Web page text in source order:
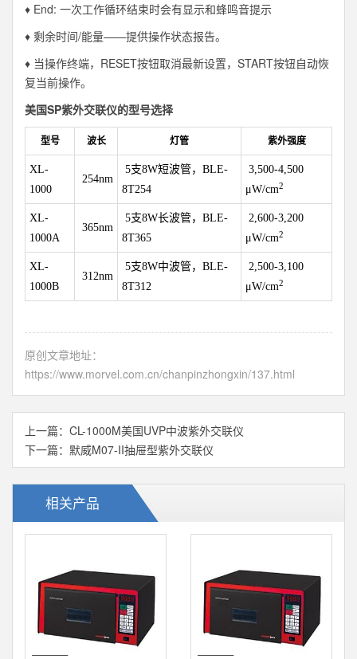
♦ End: 一次工作循环结束时会有显示和蜂鸣音提示
♦ 剩余时间/能量——提供操作状态报告。
♦ 当操作终端，RESET按钮取消最新设置，START按钮自动恢
复当前操作。
美国SP紫外交联仪的型号选择
型号 波长 灯管 紫外强度
XL-
1000
254nm
5支8W短波管，BLE-
8T254
3,500-4,500
μW/cm2
XL-
1000A
365nm
5支8W长波管，BLE-
8T365
2,600-3,200
μW/cm2
XL-
1000B
312nm
5支8W中波管，BLE-
8T312
2,500-3,100
μW/cm2
原创文章地址：
https://www.morvel.com.cn/chanpinzhongxin/137.html
上一篇： CL-1000M美国UVP中波紫外交联仪
下一篇： 默威M07-II抽屉型紫外交联仪
相关产品